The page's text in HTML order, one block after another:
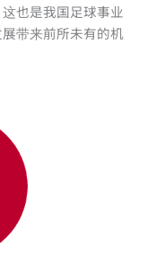
也是我国足球事业
带来前所未有的机